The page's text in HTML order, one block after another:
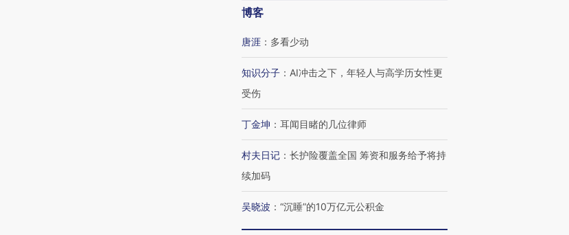
博客
唐涯 ： 多看少动
知识分子 ： AI冲击之下，年轻人与高学历女性更
受伤
丁金坤 ： 耳闻目睹的几位律师
村夫日记 ： 长护险覆盖全国 筹资和服务给予将持
续加码
吴晓波 ： “沉睡”的10万亿元公积金